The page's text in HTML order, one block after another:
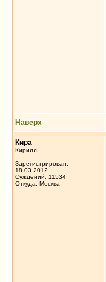
Наверх
Кира
Кирилл
Зарегистрирован:
18.03.2012
Суждений: 11534
Откуда: Москва